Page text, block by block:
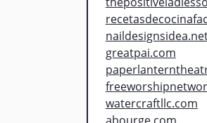
greatpai.com
watercraftllc.com